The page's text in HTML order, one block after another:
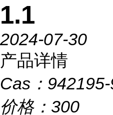
1.1
2024-07-30
产品详情
Cas：
价格： 300